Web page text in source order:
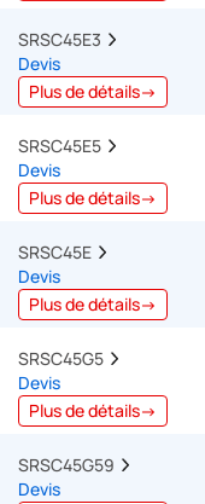
SRSC45E3
Devis
Plus de détails→
SRSC45E5
Devis
Plus de détails→
SRSC45E
Devis
Plus de détails→
SRSC45G5
Devis
Plus de détails→
SRSC45G59
Devis